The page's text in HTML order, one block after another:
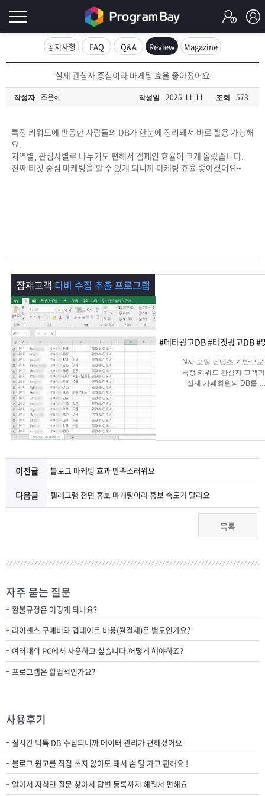
그
인
필
요
로
인
Q&A
프
베
이
는?
램
구
매
프
로
그
램
춤
상
품
문
의
고
객
센
터
마
이
페
이
지
파
트
너
공지사항 FAQ Q&A Review Magazine
실제 관심자 중심이라 마케팅 효율 좋아졌어요
작성자 조은하 작성일 2025-11-11 조회 573
특정 키워드에 반응한 사람들의 DB가 한눈에 정리돼서 바로 활용 가능해
요.
지역별, 관심사별로 나누기도 편해서 캠페인 효율이 크게 올랐습니다.
진짜 타깃 중심 마케팅을 할 수 있게 되니까 마케팅 효율 좋아졌어요~
잠재고객 디비 수집 추출 프로그램
#메타광고DB #타겟광고DB #
N사 포털 컨텐츠 기반으로
특정 키워드 관심자 고객과
실제 카페회원의 DB를
이전글 블로그 마케팅 효과 만족스러워요
다음글 텔레그램 전면 홍보 마케팅이라 홍보 속도가 달라요
목록
자주 묻는 질문
환불규정은 어떻게 되나요?
라이센스 구매비와 업데이트 비용(월결제)은 별도인가요?
여러대의 PC에서 사용하고 싶습니다.어떻게 해야하죠?
프로그램은 합법적인가요?
사용후기
실시간 틱톡 DB 수집되니까 데이터 관리가 편해졌어요
블로그 원고를 직접 쓰지 않아도 돼서 손 덜 가고 편해요 !
알아서 지식인 질문 찾아서 답변 등록까지 해줘서 편해요